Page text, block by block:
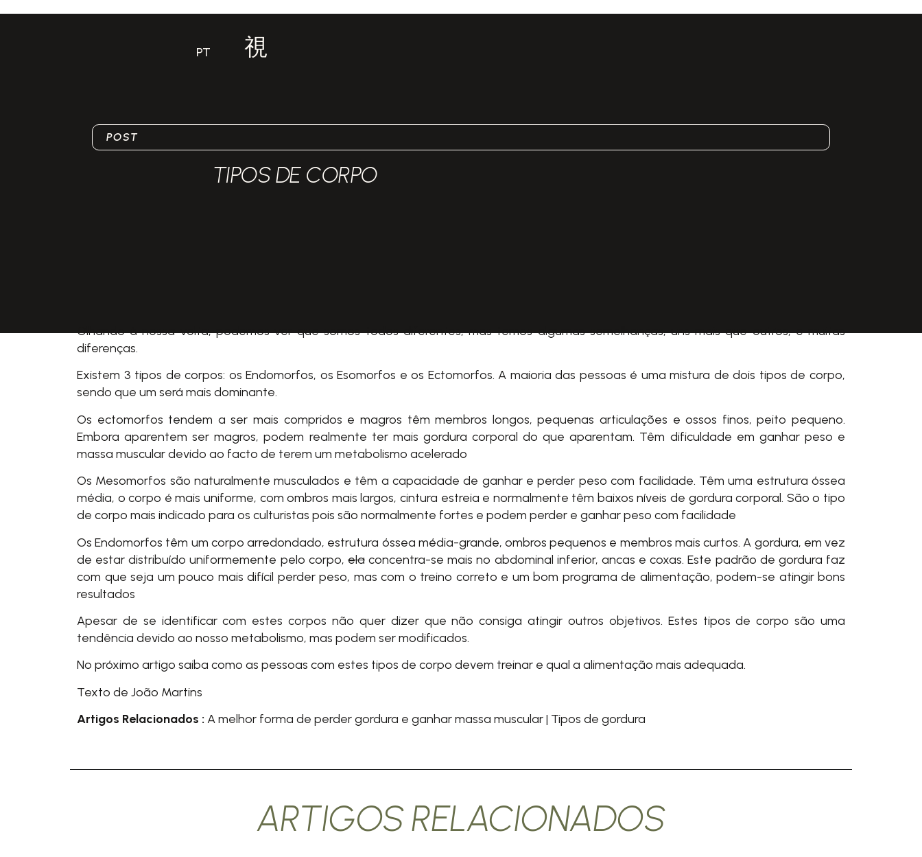
PT
POST
TIPOS DE CORPO
Olhando à nossa volta, podemos ver que somos todos diferentes, mas temos algumas semelhanças, uns mais que outros, e muitas
diferenças.
Existem 3 tipos de corpos: os Endomorfos, os Esomorfos e os Ectomorfos. A maioria das pessoas é uma mistura de dois tipos de corpo,
sendo que um será mais dominante.
Os ectomorfos tendem a ser mais compridos e magros têm membros longos, pequenas articulações e ossos finos, peito pequeno.
Embora aparentem ser magros, podem realmente ter mais gordura corporal do que aparentam. Têm dificuldade em ganhar peso e
massa muscular devido ao facto de terem um metabolismo acelerado
Os Mesomorfos são naturalmente musculados e têm a capacidade de ganhar e perder peso com facilidade. Têm uma estrutura óssea
média, o corpo é mais uniforme, com ombros mais largos, cintura estreia e normalmente têm baixos níveis de gordura corporal. São o tipo
de corpo mais indicado para os culturistas pois são normalmente fortes e podem perder e ganhar peso com facilidade
Os Endomorfos têm um corpo arredondado, estrutura óssea média-grande, ombros pequenos e membros mais curtos. A gordura, em vez
de estar distribuído uniformemente pelo corpo, elaconcentra-se mais no abdominal inferior, ancas e coxas. Este padrão de gordura faz
com que seja um pouco mais difícil perder peso, mas com o treino correto e um bom programa de alimentação, podem-se atingir bons
resultados
Apesar de se identificar com estes corpos não quer dizer que não consiga atingir outros objetivos. Estes tipos de corpo são uma
tendência devido ao nosso metabolismo, mas podem ser modificados.
No próximo artigo saiba como as pessoas com estes tipos de corpo devem treinar e qual a alimentação mais adequada.
Texto de João Martins
Artigos Relacionados : A melhor forma de perder gordura e ganhar massa muscular| Tipos de gordura
ARTIGOS RELACIONADOS